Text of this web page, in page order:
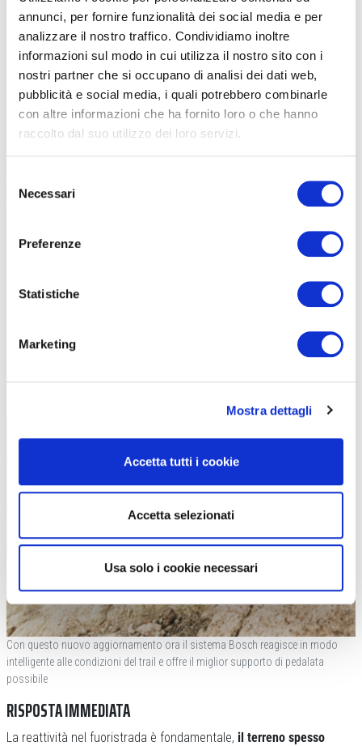
annunci, per fornire funzionalità dei social media e per
analizzare il nostro traffico. Condividiamo inoltre
informazioni sul modo in cui utilizza il nostro sito con i
nostri partner che si occupano di analisi dei dati web,
pubblicità e social media, i quali potrebbero combinarle
con altre informazioni che ha fornito loro o che hanno
raccolto dal suo utilizzo dei loro servizi.
delNecessari
Preferenze
Statistiche
Marketing
Mostra dettagli
Accetta tutti i cookie
Accetta selezionati
Usa solo i cookie necessari
La potenza finale della trazione posteriore è calcolata in base a
diversi fattori: le impostazioni dell’app, la modalità di guida e la
pressione sui pedali. Il risultato finale è una guida fluida sui trail e il
pieno controllo nell’affrontare i passaggi tecnici.
Con questo nuovo aggiornamento ora il sistema Bosch reagisce in modo
intelligente alle condizioni del trail e offre il miglior supporto di pedalata
possibile
RISPOSTA IMMEDIATA
La reattività nel fuoristrada è fondamentale, il terreno spesso